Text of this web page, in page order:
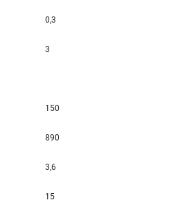
0,3
3
150
890
3,6
15